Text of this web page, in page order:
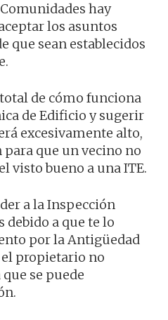
hay
los asuntos
que sean establecidos
de cómo funciona
de Edificio y sugerir
excesivamente alto,
que un vecino no
visto bueno a una ITE.
a la Inspección
debido a que te lo
por la Antigüedad
propietario no
se puede